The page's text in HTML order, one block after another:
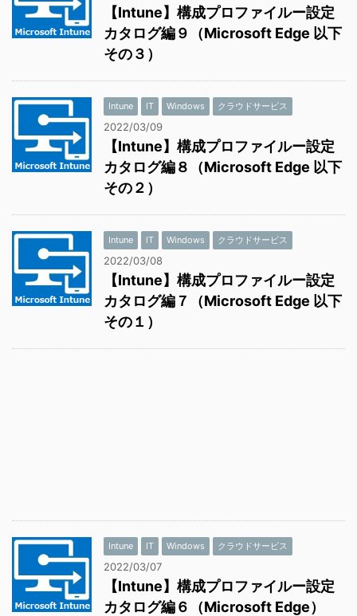
【Intune】構成プロファイルー設定
カタログ編９（Microsoft Edge 以下
その３）
Intune IT Windows クラウドサービス
2022/03/09
【Intune】構成プロファイルー設定
カタログ編８（Microsoft Edge 以下
その２）
Intune IT Windows クラウドサービス
2022/03/08
【Intune】構成プロファイルー設定
カタログ編７（Microsoft Edge 以下
その１）
Intune IT Windows クラウドサービス
2022/03/07
【Intune】構成プロファイルー設定
カタログ編６（Microsoft Edge）